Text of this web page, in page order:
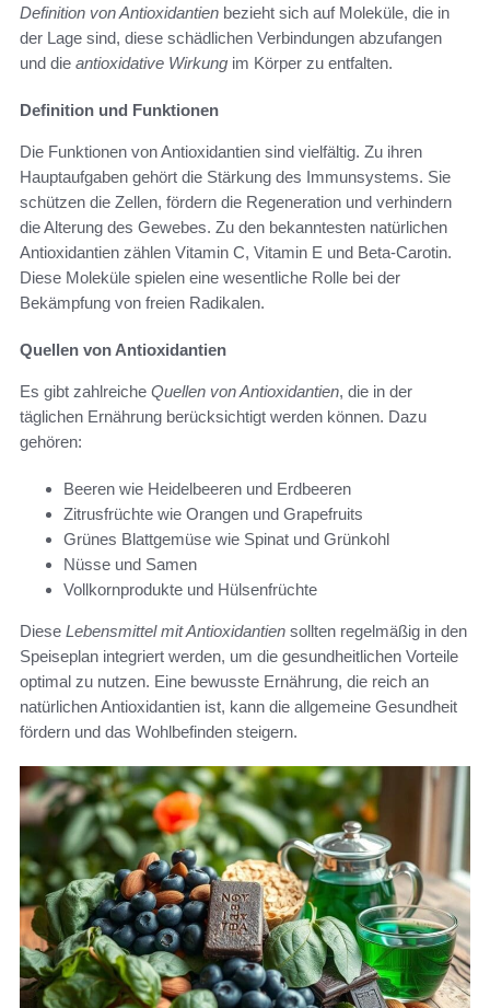
Definition von Antioxidantien bezieht sich auf Moleküle, die in
der Lage sind, diese schädlichen Verbindungen abzufangen
und die antioxidative Wirkung im Körper zu entfalten.
Definition und Funktionen
Die Funktionen von Antioxidantien sind vielfältig. Zu ihren
Hauptaufgaben gehört die Stärkung des Immunsystems. Sie
schützen die Zellen, fördern die Regeneration und verhindern
die Alterung des Gewebes. Zu den bekanntesten natürlichen
Antioxidantien zählen Vitamin C, Vitamin E und Beta-Carotin.
Diese Moleküle spielen eine wesentliche Rolle bei der
Bekämpfung von freien Radikalen.
Quellen von Antioxidantien
Es gibt zahlreiche Quellen von Antioxidantien, die in der
täglichen Ernährung berücksichtigt werden können. Dazu
gehören:
Beeren wie Heidelbeeren und Erdbeeren
Zitrusfrüchte wie Orangen und Grapefruits
Grünes Blattgemüse wie Spinat und Grünkohl
Nüsse und Samen
Vollkornprodukte und Hülsenfrüchte
Diese Lebensmittel mit Antioxidantien sollten regelmäßig in den
Speiseplan integriert werden, um die gesundheitlichen Vorteile
optimal zu nutzen. Eine bewusste Ernährung, die reich an
natürlichen Antioxidantien ist, kann die allgemeine Gesundheit
fördern und das Wohlbefinden steigern.